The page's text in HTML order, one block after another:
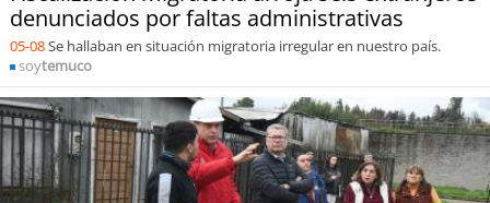
denunciados por faltas administrativas
05-08Se hallaban en situación migratoria irregular en nuestro país.
soytemuco